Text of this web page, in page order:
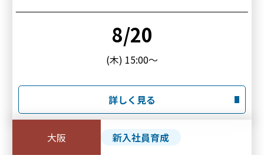
8/20
(木) 15:00～
詳しく見る
大阪 新入社員育成